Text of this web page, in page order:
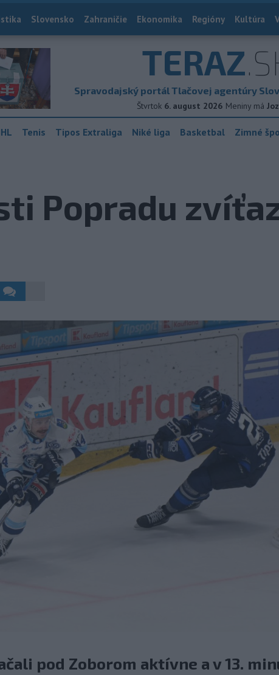
Slovensko Zahraničie Ekonomika Regióny Kultúra
TERAZ
Spravodajský portál Tlačovej agentúry
Štvrtok 6. august 2026 Meniny má
Tenis Tipos Extraliga Niké liga Basketbal Zimné
Popradu
pod Zoborom aktívne a v 13.